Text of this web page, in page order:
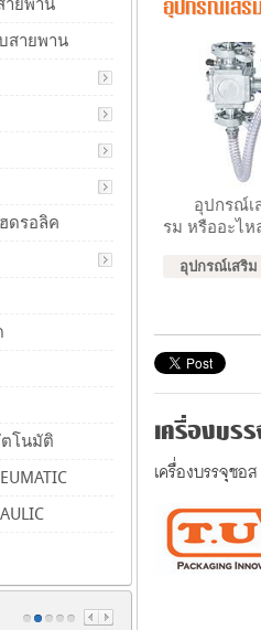
อุปกรณ์เสริ
อุปกรณ์เสริ
รม หรืออะไ
อุปกรณ์เสริ
เครื่องบร
เครื่องบรรจุซอส
ายพาน
สายพาน
ดรอลิค
ตโนมัติ